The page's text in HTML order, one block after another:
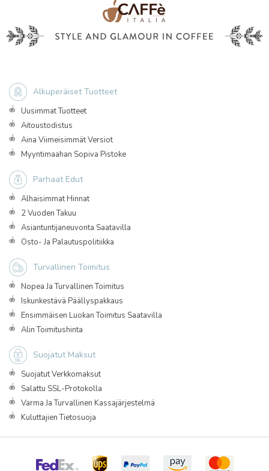
Alkuperäiset Tuotteet
Uusimmat Tuotteet
Aitoustodistus
Aina Viimeisimmät Versiot
Myyntimaahan Sopiva Pistoke
Parhaat Edut
Alhaisimmat Hinnat
2 Vuoden Takuu
Asiantuntijaneuvonta Saatavilla
Osto- Ja Palautuspolitiikka
Turvallinen Toimitus
Nopea Ja Turvallinen Toimitus
Iskunkestävä Päällyspakkaus
Ensimmäisen Luokan Toimitus Saatavilla
Alin Toimitushinta
Suojatut Maksut
Suojatut Verkkomaksut
Salattu SSL-Protokolla
Varma Ja Turvallinen Kassajärjestelmä
Kuluttajien Tietosuoja